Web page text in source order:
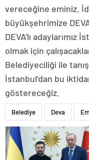
vereceğine eminiz.
büyükşehrimize
DEVA’lı
olmak için
Belediyeciliği ile
İstanbul’dan bu
göstereceğiz.
Belediye Deva